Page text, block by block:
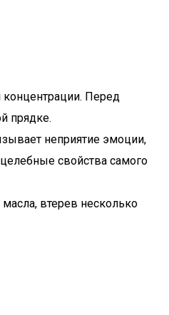
Перед
прядке.
неприятие эмоции,
свойства самого
втерев несколько